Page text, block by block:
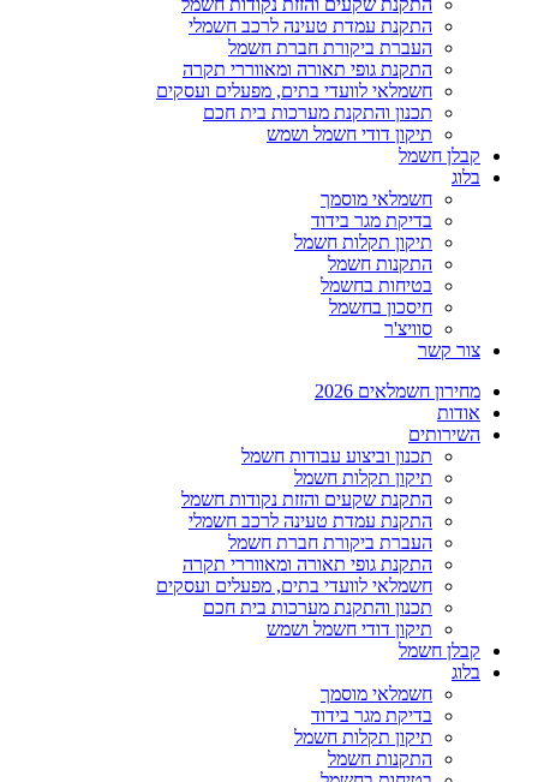
התקנת שקעים והזזת נקודות חשמל
התקנת עמדת טעינה לרכב חשמלי
העברת ביקורת חברת חשמל
התקנת גופי תאורה ומאווררי תקרה
חשמלאי לוועדי בתים, מפעלים ועסקים
תכנון והתקנת מערכות בית חכם
תיקון דודי חשמל ושמש
קבלן חשמל
בלוג
חשמלאי מוסמך
בדיקת מגר בידוד
תיקון תקלות חשמל
התקנות חשמל
בטיחות בחשמל
חיסכון בחשמל
סוויצ'ר
צור קשר
מחירון חשמלאים 2026
אודות
השירותים
תכנון וביצוע עבודות חשמל
תיקון תקלות חשמל
התקנת שקעים והזזת נקודות חשמל
התקנת עמדת טעינה לרכב חשמלי
העברת ביקורת חברת חשמל
התקנת גופי תאורה ומאווררי תקרה
חשמלאי לוועדי בתים, מפעלים ועסקים
תכנון והתקנת מערכות בית חכם
תיקון דודי חשמל ושמש
קבלן חשמל
בלוג
חשמלאי מוסמך
בדיקת מגר בידוד
תיקון תקלות חשמל
התקנות חשמל